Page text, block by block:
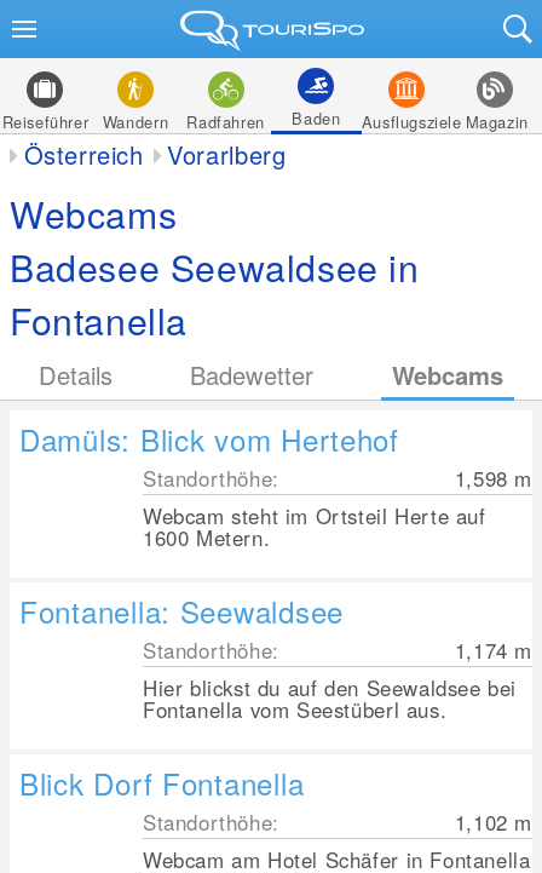
Reiseführer Wandern Radfahren Baden Ausflugsziele Magazin
Österreich Vorarlberg
Webcams
Badesee Seewaldsee in
Fontanella
Details Badewetter Webcams
Damüls: Blick vom Hertehof
Standorthöhe: 1,598 m
Webcam steht im Ortsteil Herte auf
1600 Metern.
Fontanella: Seewaldsee
Standorthöhe: 1,174 m
Hier blickst du auf den Seewaldsee bei
Fontanella vom Seestüberl aus.
Blick Dorf Fontanella
Standorthöhe: 1,102 m
Webcam am Hotel Schäfer in Fontanella